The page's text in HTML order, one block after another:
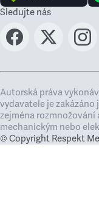
Sledujte nás
Autorská práva
vydavatele je
zejména rozmnožování
mechanickým nebo
© Copyright Respekt